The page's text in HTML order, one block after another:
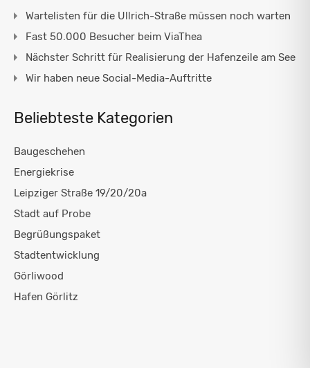
Wartelisten für die Ullrich-Straße müssen noch warten
Fast 50.000 Besucher beim ViaThea
Nächster Schritt für Realisierung der Hafenzeile am See
Wir haben neue Social-Media-Auftritte
Beliebteste Kategorien
Baugeschehen
Energiekrise
Leipziger Straße 19/20/20a
Stadt auf Probe
Begrüßungspaket
Stadtentwicklung
Görliwood
Hafen Görlitz